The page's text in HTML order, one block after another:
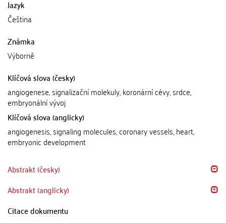
Jazyk
Čeština
Známka
Výborně
Klíčová slova (česky)
angiogenese, signalizační molekuly, koronární cévy, srdce,
embryonální vývoj
Klíčová slova (anglicky)
angiogenesis, signaling molecules, coronary vessels, heart,
embryonic development
Abstrakt (česky)
Abstrakt (anglicky)
Citace dokumentu